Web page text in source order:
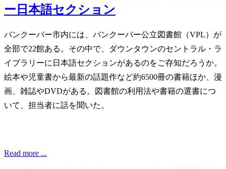
ー日本語セクション
バンクーバー市内には、バンクーバー公立図書館（VPL）が
全部で22館ある。その中で、ダウンタウンのセントラル・ラ
イブラリーに日本語セクションがあるのをご存知だろうか。
絵本や児童書から最新の話題作など約6500冊の書籍ほか、漫
画、雑誌やDVDがある。図書館の利用法や書籍の選書につ
いて、担当者に話を聞いた。
Read more ...